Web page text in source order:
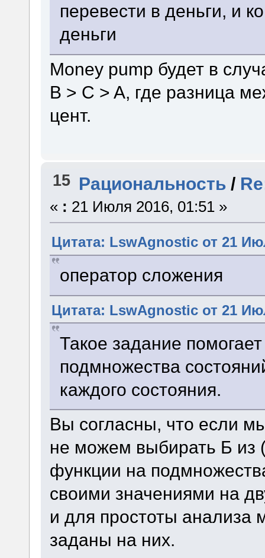
перевести в деньги, и
деньги
Money pump будет в
B > C > A, где разница
цент.
15 Рациональность /
« : 21 Июля 2016, 01:51 »
Цитата: LswAgnostic от 21
оператор сложения
Цитата: LswAgnostic от 21
Такое задание
подмножества
каждого состояния.
Вы согласны, что если
не можем выбирать Б из
функции на
своими значениями на
и для простоты анализа
заданы на них.